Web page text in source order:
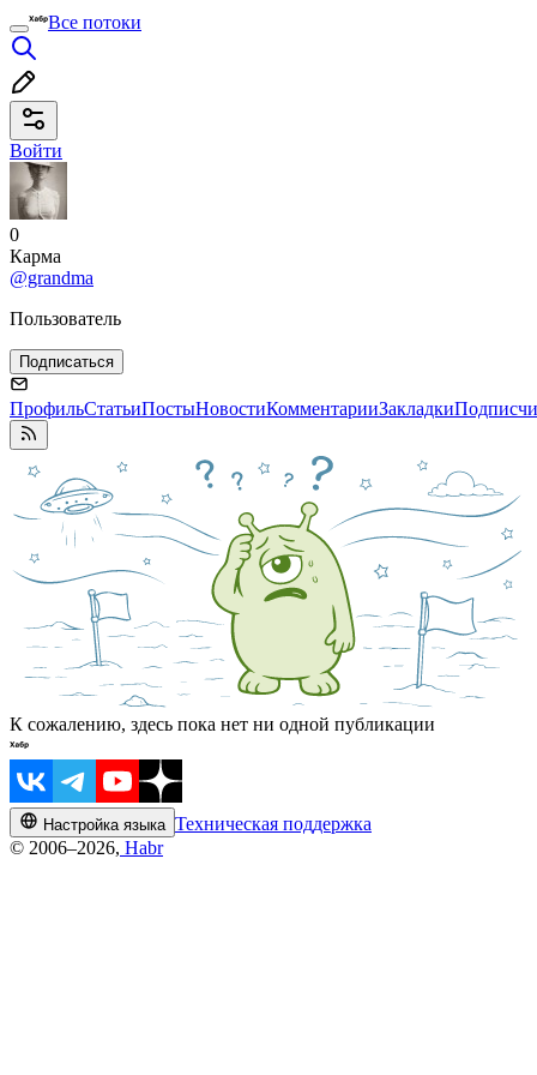
Все потоки
Войти
0
Карма
@grandma
Пользователь
Подписаться
ПрофильСтатьиПостыНовостиКомментарииЗакладки
К сожалению, здесь пока нет ни одной публикации
Настройка языка Техническая поддержка
© 2006–2026, Habr